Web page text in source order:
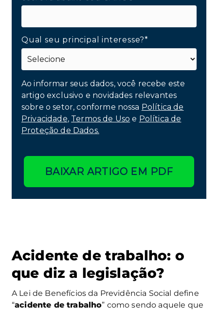
Qual seu principal interesse?*
Ao informar seus dados, você recebe este
artigo exclusivo e novidades relevantes
sobre o setor, conforme nossa Política de
Privacidade, Termos de Uso e Política de
Proteção de Dados.
BAIXAR ARTIGO EM PDF
Acidente de trabalho: o
que diz a legislação?
A Lei de Benefícios da Previdência Social define
“acidente de trabalho” como sendo aquele que